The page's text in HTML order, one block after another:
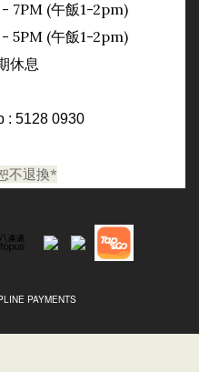
7PM (午飯1-2pm)
5PM (午飯1-2pm)
休息
: 5128 0930
不退換*
PAYMENTS